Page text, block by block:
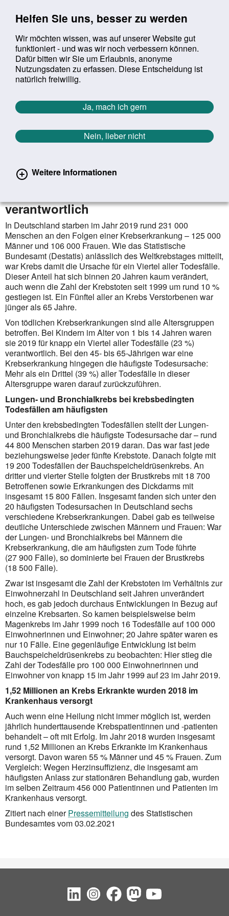
Helfen Sie uns, besser zu werden
Wir möchten wissen, was auf unserer Website gut
funktioniert - und was wir noch verbessern können.
Dafür bitten wir Sie um Erlaubnis, anonyme
Nutzungsdaten zu erfassen. Diese Entscheidung ist
natürlich freiwillig.
Ja, mach ich gern
Nein, lieber nicht
Weitere Informationen
Suchbegriff:
Sie befinden sich hier:
Startseite Aktuelles Aktuelle Meldungen
Aktuelle Meldungen
Zurück zur Übersicht erster
vorheriger
1392/1627
Krebs war 2019 für ein Viertel aller
verantwortlich
In Deutschland starben im Jahr 2019 rund 231 000
Menschen an den Folgen einer Krebserkrankung – 125 000
Männer und 106 000 Frauen. Wie das Statistische
Bundesamt (Destatis) anlässlich des Weltkrebstages mitteilt,
war Krebs damit die Ursache für ein Viertel aller Todesfälle.
Dieser Anteil hat sich binnen 20 Jahren kaum verändert,
auch wenn die Zahl der Krebstoten seit 1999 um rund 10 %
gestiegen ist. Ein Fünftel aller an Krebs Verstorbenen war
jünger als 65 Jahre.
Von tödlichen Krebserkrankungen sind alle Altersgruppen
betroffen. Bei Kindern im Alter von 1 bis 14 Jahren waren
sie 2019 für knapp ein Viertel aller Todesfälle (23 %)
verantwortlich. Bei den 45- bis 65-Jährigen war eine
Krebserkrankung hingegen die häufigste Todesursache:
Mehr als ein Drittel (39 %) aller Todesfälle in dieser
Altersgruppe waren darauf zurückzuführen.
Lungen- und Bronchialkrebs bei krebsbedingten
Todesfällen am häufigsten
Unter den krebsbedingten Todesfällen stellt der Lungen-
und Bronchialkrebs die häufigste Todesursache dar – rund
44 800 Menschen starben 2019 daran. Das war fast jede
beziehungsweise jeder fünfte Krebstote. Danach folgte mit
19 200 Todesfällen der Bauchspeicheldrüsenkrebs. An
dritter und vierter Stelle folgten der Brustkrebs mit 18 700
Betroffenen sowie Erkrankungen des Dickdarms mit
insgesamt 15 800 Fällen. Insge­samt fanden sich unter den
20 häufigsten Todesursachen in Deutschland sechs
verschiedene Krebser­kran­kungen. Dabei gab es teilweise
deutliche Unterschiede zwischen Männern und Frauen: War
der Lungen- und Bronchialkrebs bei Männern die
Krebserkrankung, die am häufigsten zum Tode führte
(27 900 Fälle), so dominierte bei Frauen der Brustkrebs
(18 500 Fälle).
Zwar ist insgesamt die Zahl der Krebstoten im Verhältnis zur
Einwohnerzahl in Deutschland seit Jahren unverändert
hoch, es gab jedoch durchaus Entwicklungen in Bezug auf
einzelne Krebsarten. So kamen beispielsweise beim
Magenkrebs im Jahr 1999 noch 16 Todesfälle auf 100 000
Einwohnerinnen und Ein­wohner; 20 Jahre später waren es
nur 10 Fälle. Eine gegenläufige Entwicklung ist beim
Bauchspeichel­drüsenkrebs zu beobachten: Hier stieg die
Zahl der Todesfälle pro 100 000 Einwohnerinnen und
Einwoh­ner von knapp 15 im Jahr 1999 auf 23 im Jahr 2019.
1,52 Millionen an Krebs Erkrankte wurden 2018 im
Krankenhaus versorgt
Auch wenn eine Heilung nicht immer möglich ist, werden
jährlich hunderttausende Krebspatientinnen und -patienten
behandelt – oft mit Erfolg. Im Jahr 2018 wurden insgesamt
rund 1,52 Millionen an Krebs Erkrankte im Krankenhaus
versorgt. Davon waren 55 % Männer und 45 % Frauen. Zum
Vergleich: Wegen Herzinsuffizienz, die insgesamt am
häufigsten Anlass zur stationären Behandlung gab, wurden
im selben Zeitraum 456 000 Patientinnen und Patienten im
Krankenhaus versorgt.
Zitiert nach einerPressemitteilung des Statistischen
Bundesamtes vom 03.02.2021
Social Bookmarks